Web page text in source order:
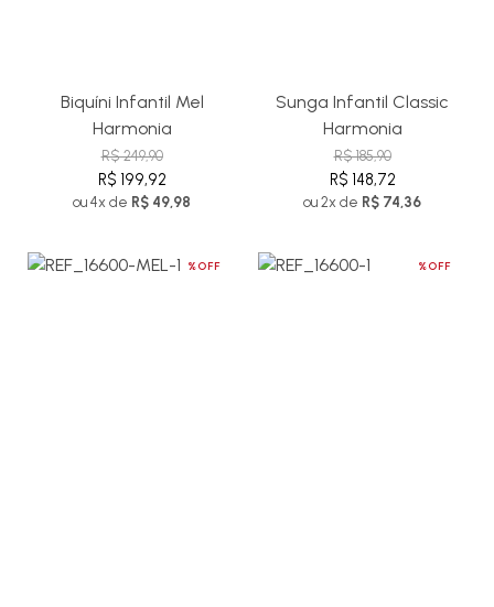
Biquíni Infantil Mel
Harmonia
R$ 249,90
R$ 199,92
ou 4x de R$ 49,98
Sunga Infantil Classic
Harmonia
R$ 185,90
R$ 148,72
ou 2x de R$ 74,36
%OFF %OFF